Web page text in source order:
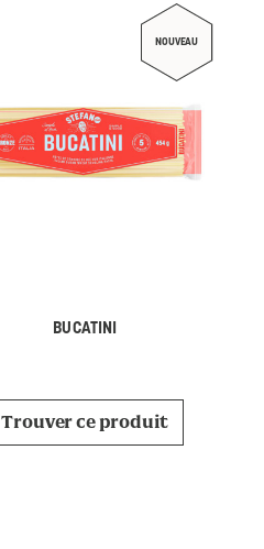
NOUVEAU
BUCATINI
Trouver ce produit